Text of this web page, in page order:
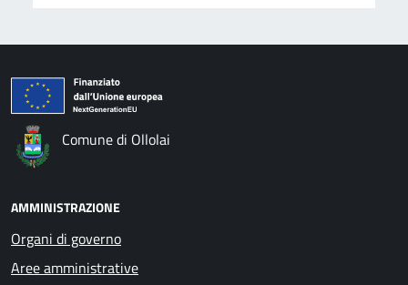
Comune di Ollolai
AMMINISTRAZIONE
Organi di governo
Aree amministrative